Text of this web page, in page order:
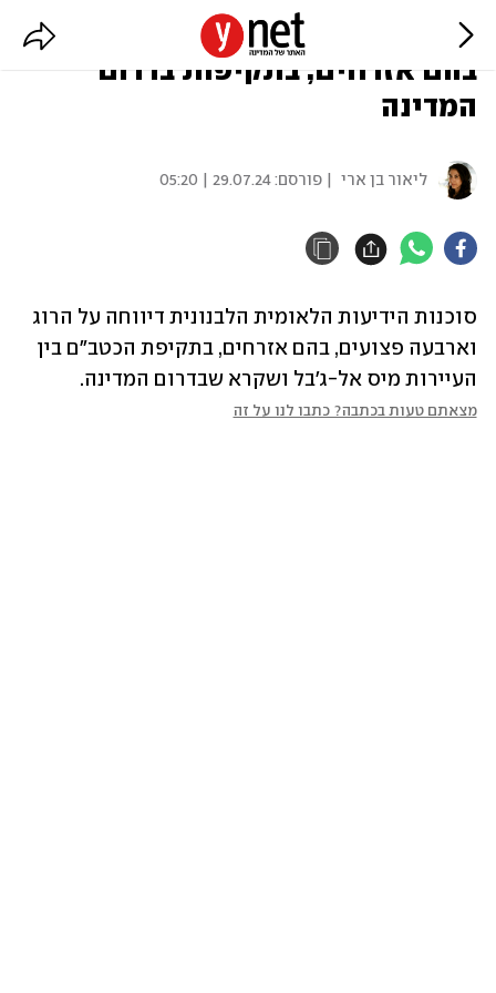
בלבנון מדווחים: הרוג ו-4 פצועים,
בהם אזרחים, בתקיפות בדרום
המדינה
ליאור בן ארי | פורסם:29.07.24 | 05:20
העיירות מיס אל-ג'בל ושקרא שבדרום המדינה.
מצאתם טעות בכתבה? כתבו לנו על זה